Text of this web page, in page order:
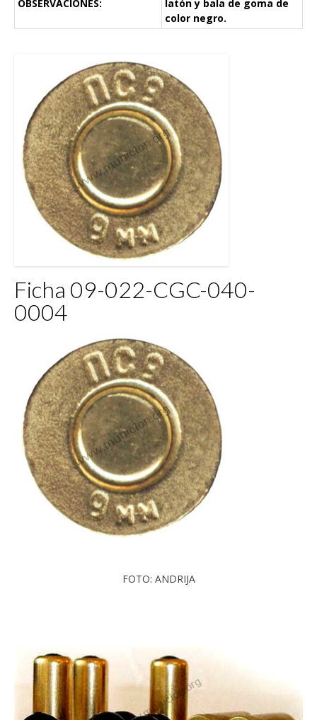
OBSERVACIONES:
latón y bala de goma de
color negro.
Ficha 09-022-CGC-040-
0004
FOTO: ANDRIJA